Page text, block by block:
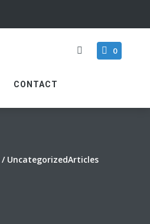
0
CONTACT
/ UncategorizedArticles